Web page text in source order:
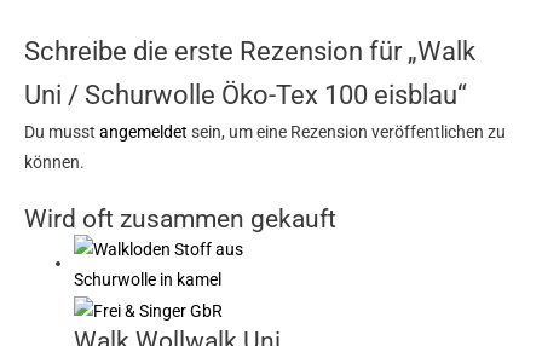
Schreibe die erste Rezension für „Walk
Uni / Schurwolle Öko-Tex 100 eisblau“
Du musst angemeldet sein, um eine Rezension veröffentlichen zu
können.
Wird oft zusammen gekauft